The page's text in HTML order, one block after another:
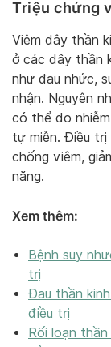
Triệu chứng
Viêm dây thần
ở các dây thần
như đau nhức,
nhận. Nguyên
có thể do
tự miễn. Điều
chống viêm,
năng.
Xem thêm:
Bệnh suy
trị
Đau thần
điều trị
Rối loạn